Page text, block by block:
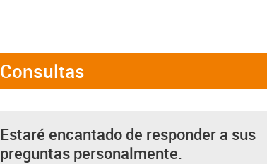
Consultas
Estaré encantado de responder a sus
preguntas personalmente.